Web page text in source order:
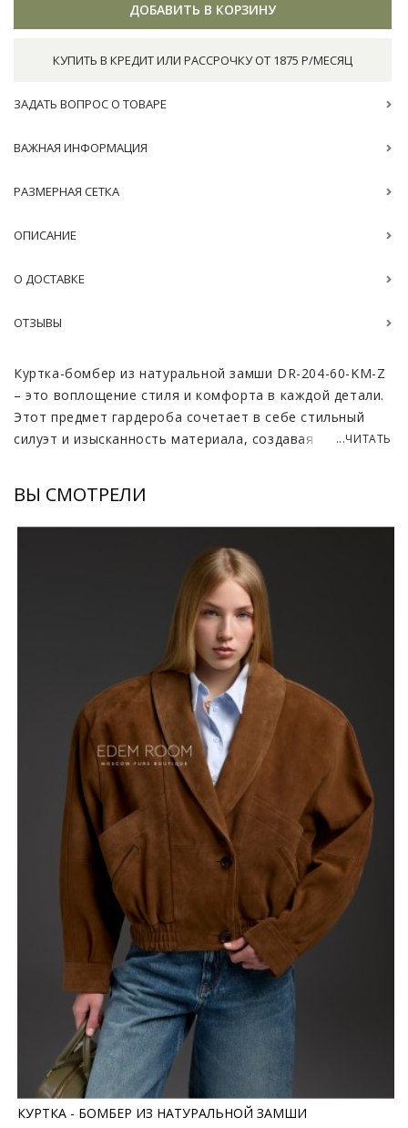
ДОБАВИТЬ В КОРЗИНУ
КУПИТЬ В КРЕДИТ ИЛИ РАССРОЧКУ ОТ 1875 Р/МЕСЯЦ
ЗАДАТЬ ВОПРОС О ТОВАРЕ
ВАЖНАЯ ИНФОРМАЦИЯ
РАЗМЕРНАЯ СЕТКА
ОПИСАНИЕ
О ДОСТАВКЕ
ОТЗЫВЫ
Куртка-бомбер из натуральной замши DR-204-60-KM-Z
– это воплощение стиля и комфорта в каждой детали.
Этот предмет гардероба сочетает в себе стильный
силуэт и изысканность материала, создавая
только модной, но и комфортной во время
использования.
Длина куртки составляет 60-65 см. Она подходит для
девушек и женщин с разным типом телосложения и
легко сочетается с разнообразными элементами
одежды и цветовыми решениями. Коричневый цвет
придает куртке элегантность и делает ее подходящей
для создания как неформальных, так и официальных
Особенностью данной модели являются расширенные
плечи, которые придают силуэту современный и
модный вид. Этот элемент дизайна делает акцент на
верхней части тела и создает стильный объем.
Замшевая куртка-бомбер идеально подойдет для
прохладной погоды, обеспечивая тепло и комфорт.
*описание несет информационный характер, состав и
правила ухода могут быть изменены производителем
...ЧИТАТЬ
ВЫ СМОТРЕЛИ
КУРТКА - БОМБЕР ИЗ НАТУРАЛЬНОЙ ЗАМШИ